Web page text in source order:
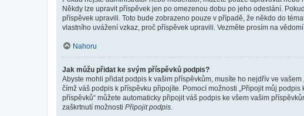
Někdy lze upravit příspěvek jen po omezenou dobu po jeho odeslání.
příspěvek upravili. Toto bude zobrazeno pouze v případě, že někdo do
vlastního uvážení vzkaz, proč příspěvek upravili. Vezměte prosím na
Nahoru
Jak můžu přidat ke svým příspěvků podpis?
Abyste mohli přidat podpis k vašim příspěvkům, musíte ho nejdřív ve
čímž váš podpis k příspěvku připojíte. Pomocí možnosti „Připojit můj
příspěvků“ můžete automaticky připojit váš podpis ke všem vašim
zaškrtnutí možnosti Připojit podpis.